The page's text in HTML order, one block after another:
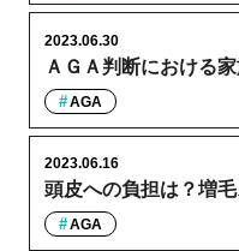
ＡＧＡ判断における
2023.06.30
AGA
頭皮への負担は？増
2023.06.16
AGA